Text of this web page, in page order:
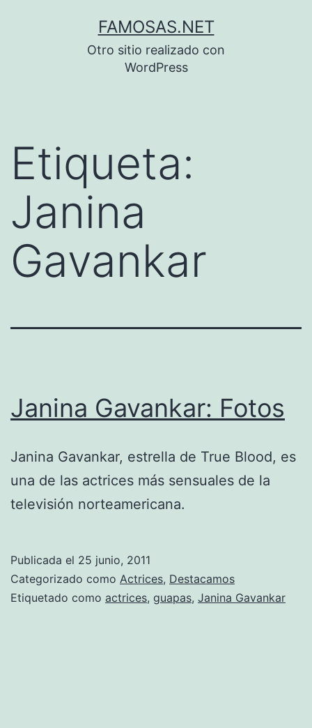
FAMOSAS.NET
Otro sitio realizado con
WordPress
Etiqueta:
Janina
Gavankar
Janina Gavankar: Fotos
Janina Gavankar, estrella de True Blood, es
una de las actrices más sensuales de la
televisión norteamericana.
Publicada el 25 junio, 2011
Categorizado como Actrices, Destacamos
Etiquetado como actrices, guapas, Janina Gavankar